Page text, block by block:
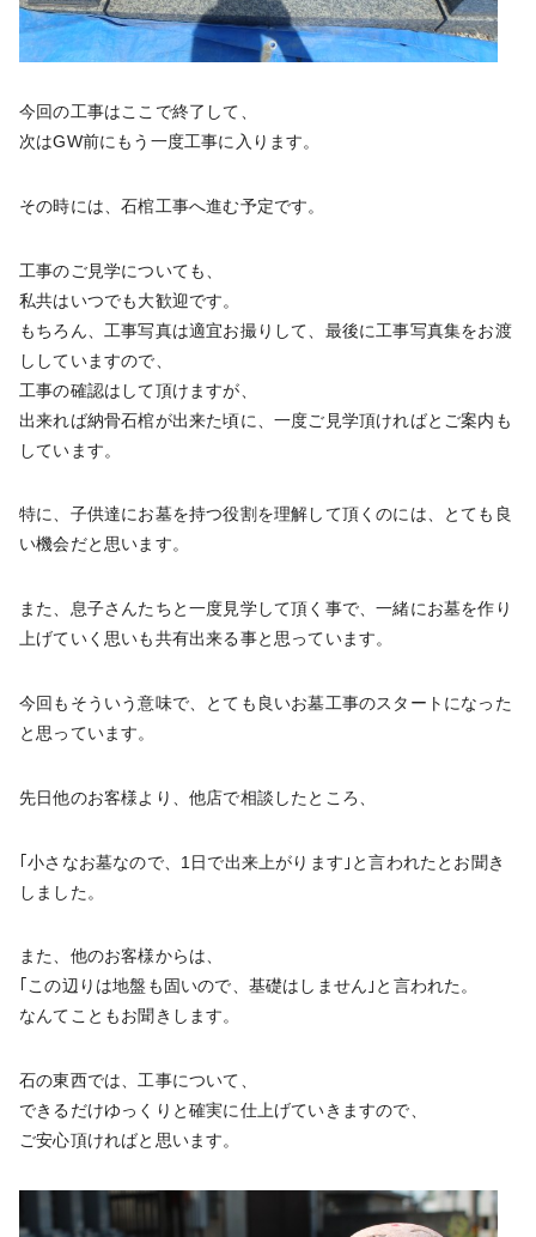
今回の工事はここで終了して、
次はGW前にもう一度工事に入ります。
その時には、石棺工事へ進む予定です。
工事のご見学についても、
私共はいつでも大歓迎です。
もちろん、工事写真は適宜お撮りして、最後に工事写真集をお渡
ししていますので、
工事の確認はして頂けますが、
出来れば納骨石棺が出来た頃に、一度ご見学頂ければとご案内も
しています。
特に、子供達にお墓を持つ役割を理解して頂くのには、とても良
い機会だと思います。
また、息子さんたちと一度見学して頂く事で、一緒にお墓を作り
上げていく思いも共有出来る事と思っています。
今回もそういう意味で、とても良いお墓工事のスタートになった
と思っています。
先日他のお客様より、他店で相談したところ、
｢小さなお墓なので、1日で出来上がります｣と言われたとお聞き
しました。
また、他のお客様からは、
｢この辺りは地盤も固いので、基礎はしません｣と言われた。
なんてこともお聞きします。
石の東西では、工事について、
できるだけゆっくりと確実に仕上げていきますので、
ご安心頂ければと思います。